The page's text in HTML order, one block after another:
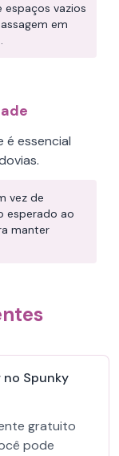
vazios
em
é essencial
vez de
esperado ao
manter
Spunky
gratuito
pode